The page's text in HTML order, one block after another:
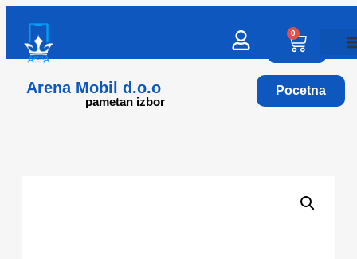
Arena Mobil d.o.o
pametan izbor
0
Pocetna